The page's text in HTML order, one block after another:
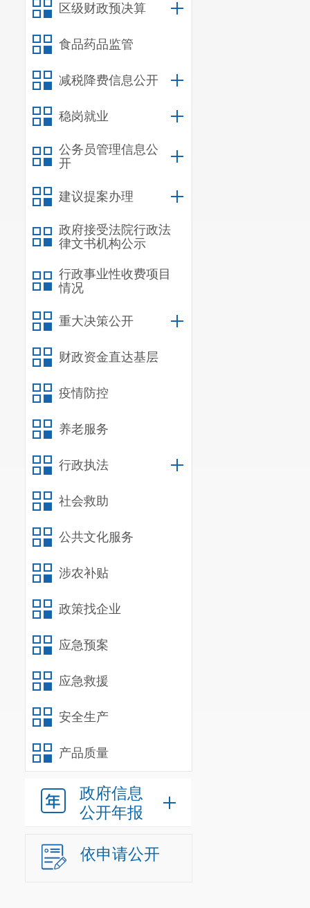
区级财政预决算
食品药品监管
减税降费信息公开
稳岗就业
公务员管理信息公
开
建议提案办理
政府接受法院行政法
律文书机构公示
行政事业性收费项目
情况
重大决策公开
财政资金直达基层
疫情防控
养老服务
行政执法
社会救助
公共文化服务
涉农补贴
政策找企业
应急预案
应急救援
安全生产
产品质量
政府信息
公开年报
依申请公开